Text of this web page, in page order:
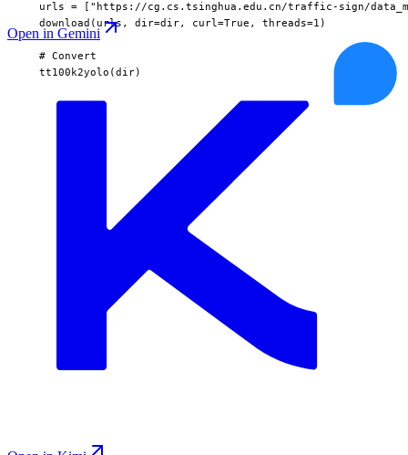
urls = ["https://cg.cs.tsinghua.edu.cn/traffic-sign/
  download(urls, dir=dir, curl=True, threads=1)
  # Convert
  tt100k2yolo(dir)
Open in Gemini